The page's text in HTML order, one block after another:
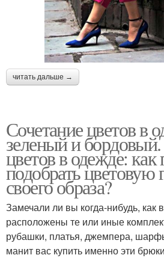
читать дальше →
Сочетание цветов в
зеленый и
цветов в одежде: как
подобрать цветовую
своего образа?
Замечали ли вы когда-нибудь, как
расположены те или иные
рубашки, платья, джемпера,
манит вас купить именно эти